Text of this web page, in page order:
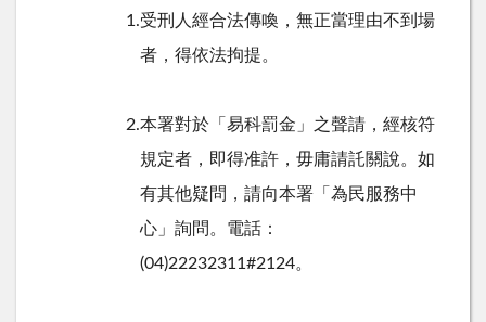
1.受刑人經合法傳喚，無正當理由不到場
者，得依法拘提。
2.本署對於「易科罰金」之聲請，經核符
規定者，即得准許，毋庸請託關說。如
有其他疑問，請向本署「為民服務中
心」詢問。電話：
(04)22232311#2124。